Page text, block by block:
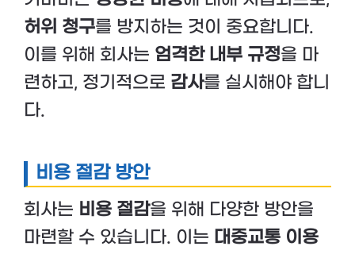
허위 청구를 방지하는 것이 중요합니다.
이를 위해 회사는 엄격한 내부 규정을 마
련하고, 정기적으로 감사를 실시해야 합니
다.
비용 절감 방안
회사는 비용 절감을 위해 다양한 방안을
마련할 수 있습니다. 이는 대중교통 이용